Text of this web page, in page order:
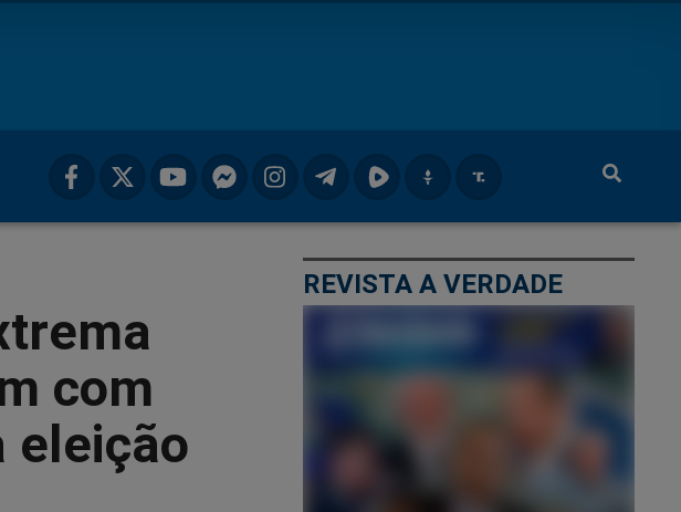
com
eleição
REVISTA A VERDADE